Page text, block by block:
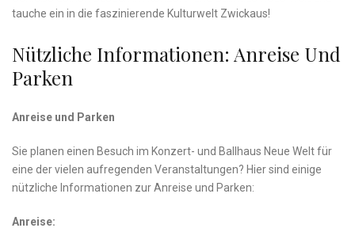
tauche ein in die⁣ faszinierende‍ Kulturwelt Zwickaus!
Nützliche Informationen: Anreise Und‌
Parken
Anreise und Parken
Sie planen einen‍ Besuch⁤ im Konzert- und Ballhaus Neue Welt für⁢
eine der vielen aufregenden Veranstaltungen? Hier‌ sind ​einige
nützliche Informationen zur‍ Anreise ‍und Parken:
Anreise: